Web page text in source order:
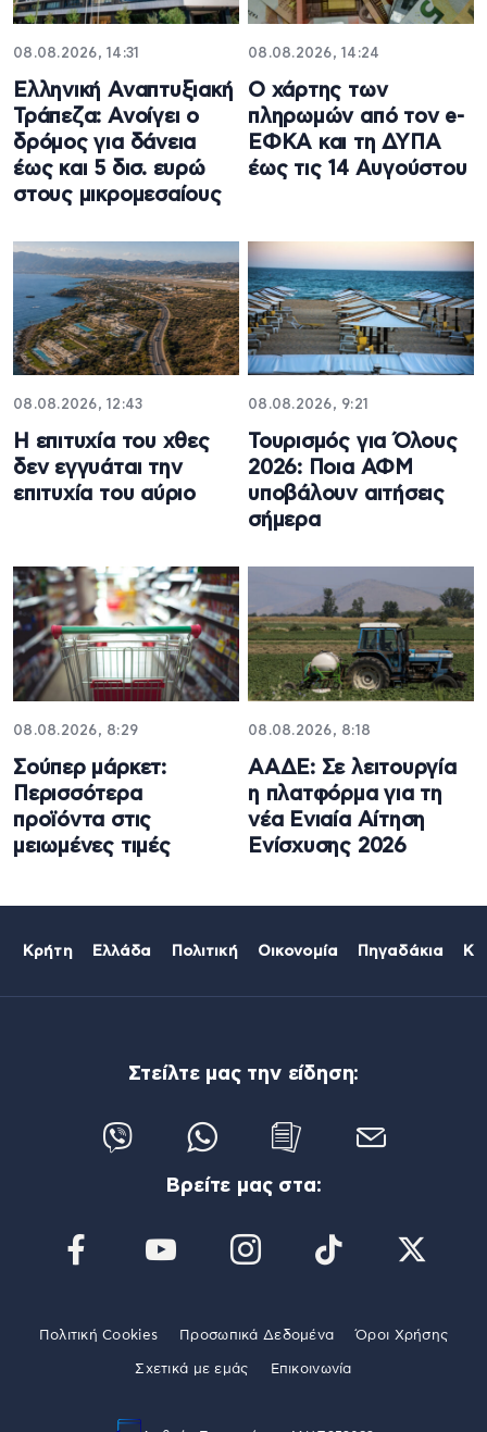
08.08.2026, 14:31
Ελληνική Αναπτυξιακή
Τράπεζα: Ανοίγει ο
δρόμος για δάνεια
έως και 5 δισ. ευρώ
στους μικρομεσαίους
08.08.2026, 14:24
Ο χάρτης των
πληρωμών από τον e-
ΕΦΚΑ και τη ΔΥΠΑ
έως τις 14 Αυγούστου
08.08.2026, 12:43
Η επιτυχία του χθες
δεν εγγυάται την
επιτυχία του αύριο
08.08.2026, 9:21
Τουρισμός για Όλους
2026: Ποια ΑΦΜ
υποβάλουν αιτήσεις
σήμερα
08.08.2026, 8:29
Σούπερ μάρκετ:
Περισσότερα
προϊόντα στις
μειωμένες τιμές
08.08.2026, 8:18
ΑΑΔΕ: Σε λειτουργία
η πλατφόρμα για τη
νέα Ενιαία Αίτηση
Ενίσχυσης 2026
Κρήτη Ελλάδα Πολιτική Οικονομία Πηγαδάκια
Στείλτε μας την είδηση:
Βρείτε μας στα:
Πολιτική Cookies Προσωπικά Δεδομένα Όροι Χρήσης
Σχετικά με εμάς Επικοινωνία